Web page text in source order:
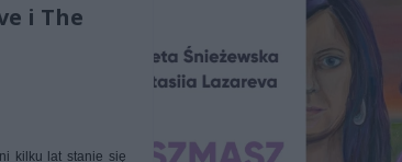
i The
kilku lat stanie się